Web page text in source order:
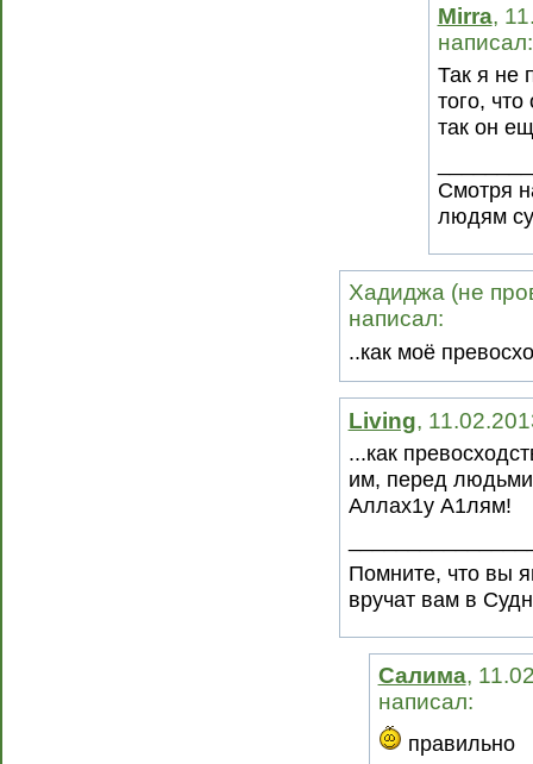
Mirra,
написал:
Так я не
того,
так он
Смотря
людям
Хадиджа (не
написал:
..как моё
Living,
...как
им, перед
Аллах1у А1лям!
Помните, что вы
вручат вам в
Салима,
написал:
правильно